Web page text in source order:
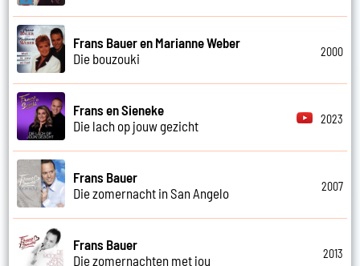
Frans Bauer en Marianne Weber
Die bouzouki
2000
Frans en Sieneke
Die lach op jouw gezicht
2023
Frans Bauer
Die zomernacht in San Angelo
2007
Frans Bauer
Die zomernachten met jou
2013